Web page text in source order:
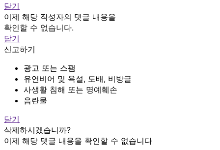
닫기
이제 해당 작성자의 댓글 내용을
확인할 수 없습니다.
닫기
신고하기
광고 또는 스팸
유언비어 및 욕설, 도배, 비방글
사생활 침해 또는 명예훼손
음란물
닫기
삭제하시겠습니까?
이제 해당 댓글 내용을 확인할 수 없습니다